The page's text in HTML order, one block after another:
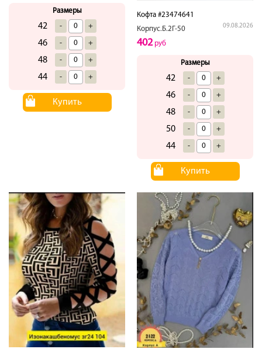
Размеры
42 - +
46 - +
48 - +
44 - +
Купить
Кофта #23474641
Корпус.Б.2Г-50
09.08.2026
402руб
Размеры
42 - +
46 - +
48 - +
50 - +
44 - +
Купить